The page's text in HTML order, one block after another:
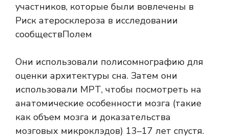
участников, которые были вовлечены в
Риск атеросклероза в исследовании
сообществПолем
Они использовали полисомнографию для
оценки архитектуры сна. Затем они
использовали МРТ, чтобы посмотреть на
анатомические особенности мозга (такие
как объем мозга и доказательства
мозговых микроклэдов) 13–17 лет спустя.